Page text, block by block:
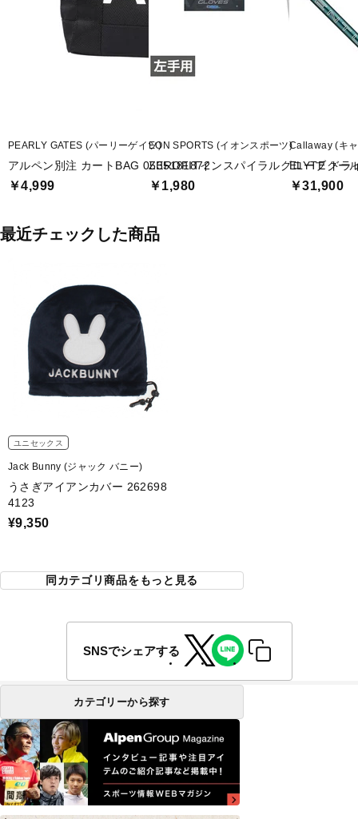
PEARLY GATES (パーリーゲイツ)
アルペン別注 カートBAG 0535181872
￥4,999
EON SPORTS (イオンスポーツ)
ZEROFITインスパイラルグローブクー
￥1,980
Callaway (キ
ELYTE ドラ
￥31,900
最近チェックした商品
ユニセックス
Jack Bunny (ジャック バニー)
うさぎアイアンカバー 262698
4123
¥9,350
同カテゴリ商品をもっと見る
SNSでシェアする
カテゴリーから探す